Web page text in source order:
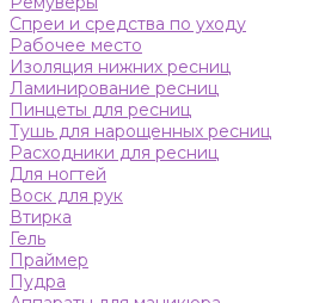
Спреи и средства по уходу
Рабочее место
Изоляция нижних ресниц
Ламинирование ресниц
Пинцеты для ресниц
Тушь для нарощенных ресниц
Расходники для ресниц
Для ногтей
Воск для рук
Втирка
Гель
Праймер
Пудра